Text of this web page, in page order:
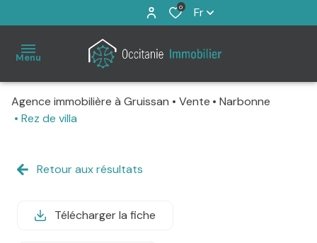
0 Fr
Menu
Accueil
vendre
Immo
Agence immobilière à Gruissan Vente
Narbonne
Rez de villa
Retour aux résultats
Télécharger la fiche